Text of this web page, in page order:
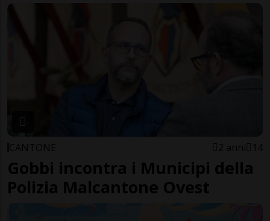
CANTONE 2 anni 14
Gobbi incontra i Municipi della
Polizia Malcantone Ovest